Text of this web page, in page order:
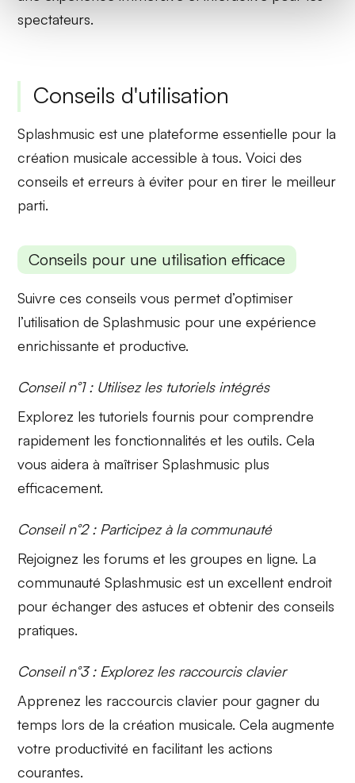
spectateurs.
Conseils d'utilisation
Splashmusic est une plateforme essentielle pour la
création musicale accessible à tous. Voici des
conseils et erreurs à éviter pour en tirer le meilleur
parti.
Conseils pour une utilisation efficace
Suivre ces conseils vous permet d’optimiser
l’utilisation de Splashmusic pour une expérience
enrichissante et productive.
Conseil n°1 : Utilisez les tutoriels intégrés
Explorez lestutoriels fournis pour comprendre
rapidement les fonctionnalités et les outils. Cela
vous aidera à maîtriserSplashmusic plus
efficacement.
Conseil n°2 : Participez à la communauté
Rejoignez lesforums et les groupes en ligne. La
communauté Splashmusic est un excellent endroit
pour échanger des astuces et obtenir des conseils
pratiques.
Conseil n°3 : Explorez les raccourcis clavier
Apprenez les raccourcis clavier pour gagner du
temps lors de la création musicale. Cela augmente
votre productivité en facilitant les actions
courantes.